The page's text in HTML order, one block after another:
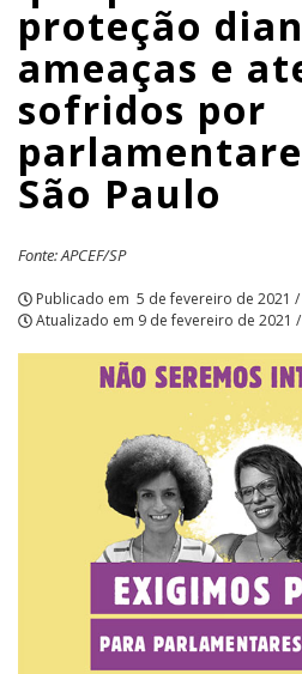
e
atentados
sofridos
por
trans
de
São
APCEF/SP
proteção
ameaças e
sofridos por
São Paulo
Fonte: APCEF/SP
Publicado em 5 de fevereiro de 2021
Atualizado em 9 de fevereiro de 2021